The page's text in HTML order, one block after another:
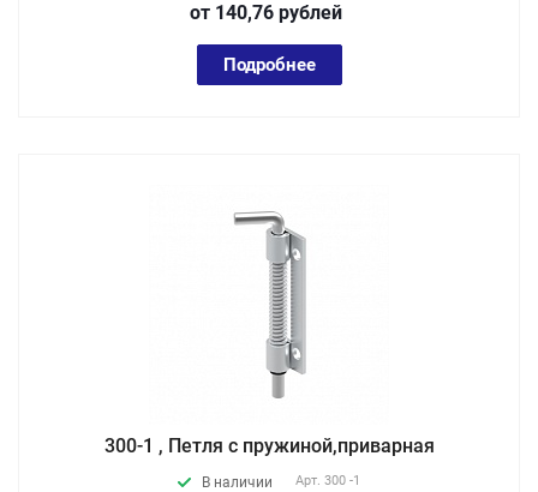
от 140,76 рублей
Подробнее
300-1 , Петля с пружиной,приварная
В наличии Арт. 300 -1